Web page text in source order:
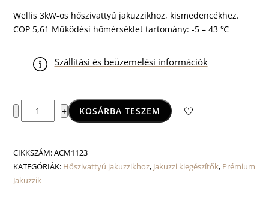
was:
299.900 Ft.
is:
284.905 Ft.
Wellis 3kW-os hőszivattyú jakuzzikhoz, kismedencékhez.
COP 5,61 Működési hőmérséklet tartomány: -5 – 43 ℃
Szállítási és beüzemelési információk
-
Wellis
hőszivattyú
+ KOSÁRBA TESZEM
CIKKSZÁM:ACM1123
KATEGÓRIÁK: Hőszivattyú jakuzzikhoz, Jakuzzi kiegészítők, Prémium
Jakuzzik